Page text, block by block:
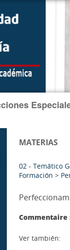
MATERIAS
02 - Temático
Formación >
Commentaire
Ver también: